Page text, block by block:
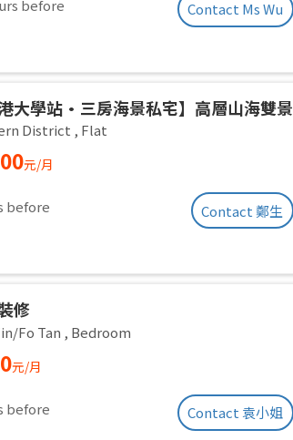
before Contact Ms Wu
港大學站•三房海景私宅】高層山海雙景
在咫尺 即住配置 免佣業主盤
District , Flat
元/月
before Contact 鄭生
修
Fo Tan , Bedroom
元/月
before Contact 袁小姐